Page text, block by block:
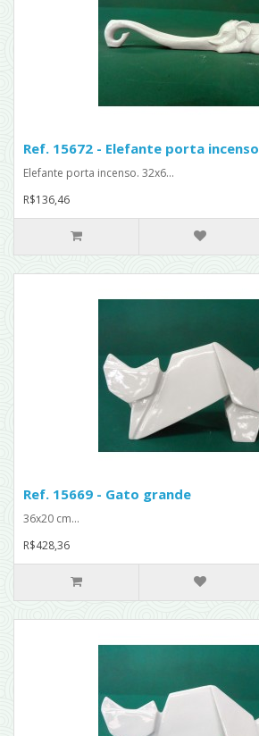
Ref. 15672 - Elefante porta incenso
Elefante porta incenso. 32x6...
R$136,46
Ref. 15669 - Gato grande
36x20 cm...
R$428,36